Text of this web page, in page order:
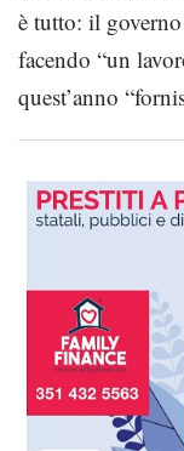
è tutto: il
facendo “un
quest’anno